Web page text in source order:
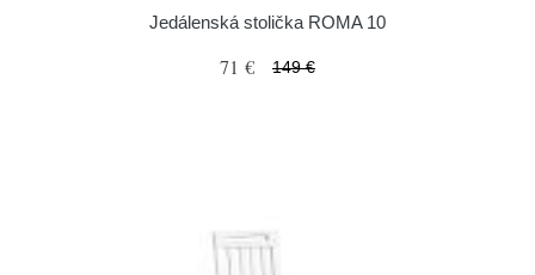
Jedálenská stolička ROMA 10
71 € 149 €